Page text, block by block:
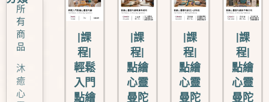
所
有
商
品
沐
癒
心
|課
程|
輕鬆
入門
點繪
|課
程|
點繪
心靈
曼陀
|課
程|
點繪
心靈
曼陀
|課
程|
點繪
心靈
曼陀